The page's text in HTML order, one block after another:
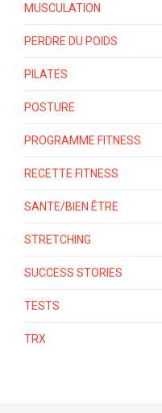
MUSCULATION
PERDRE DU POIDS
PILATES
POSTURE
PROGRAMME FITNESS
RECETTE FITNESS
SANTE/BIEN ÊTRE
STRETCHING
SUCCESS STORIES
TESTS
TRX